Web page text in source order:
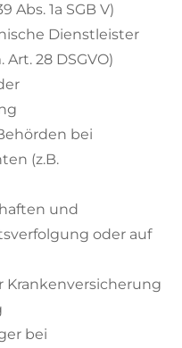
Abs. 1a SGB V)
Dienstleister
28 DSGVO)
bei
(z.B.
und
oder auf
Krankenversicherung
bei